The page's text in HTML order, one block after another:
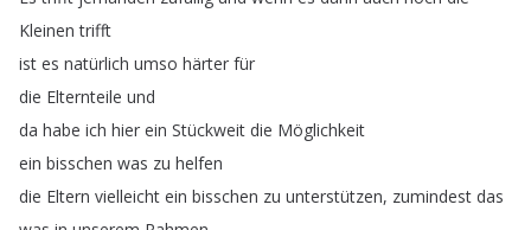
Kleinen trifft
ist es natürlich umso härter für
die Elternteile und
da habe ich hier ein Stückweit die Möglichkeit
ein bisschen was zu helfen
die Eltern vielleicht ein bisschen zu unterstützen, zumindest das